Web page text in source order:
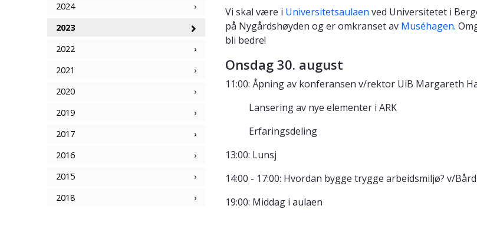
2024
2023
2022
2021
2020
2019
2017
2016
2015
2018
Vi skal være i Universitetsaulaen ved Universitetet i
på Nygårdshøyden og er omkranset av Muséhagen.
bli bedre!
Onsdag 30. august
11:00: Åpning av konferansen v/rektor UiB Margareth
Lansering av nye elementer i ARK
Erfaringsdeling
13:00: Lunsj
14:00 - 17:00: Hvordan bygge trygge arbeidsmiljø? v/Bård
19:00: Middag i aulaen